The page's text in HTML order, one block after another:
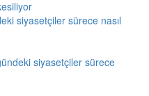
siyasetçiler sürece nasıl
siyasetçiler sürece